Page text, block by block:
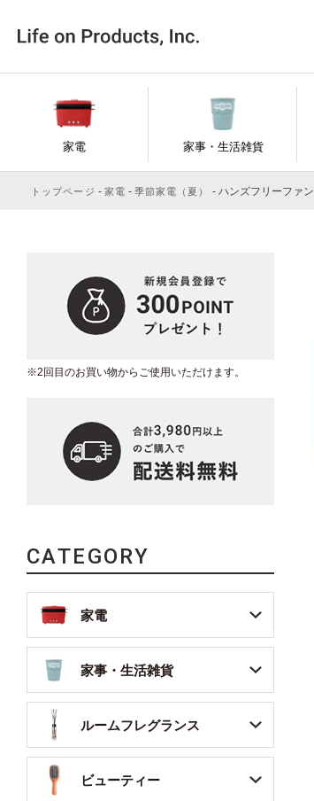
家電 家事・生活雑貨
トップページ 家電 季節家電（夏） ハンズフリーファン
※2回目のお買い物からご使用いただけます。
CATEGORY
家電
家事・生活雑貨
ルームフレグランス
ビューティー